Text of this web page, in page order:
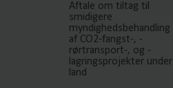
Aftale om tiltag til
smidigere
myndighedsbehandling
af CO2-fangst-, -
rørtransport-, og -
lagringsprojekter under
land